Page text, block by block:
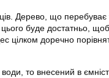
Дерево, що перебуває
цього буде достатньо, щоб
цілком доречно
то внесений в